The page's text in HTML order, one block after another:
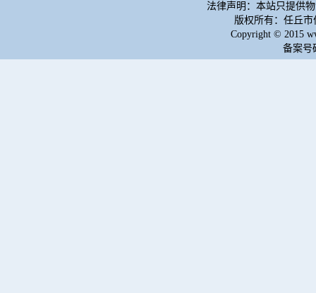
法律声明：本站只提供
版权所有：任丘
Copyright © 2015
备案号